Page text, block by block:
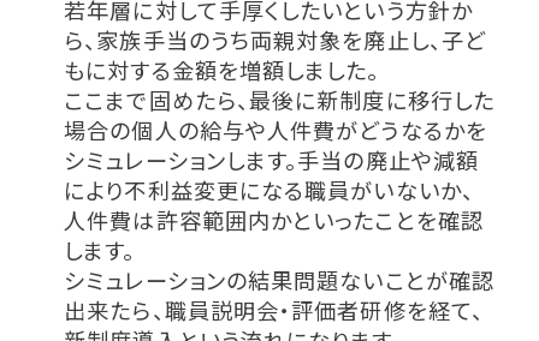
若年層に対して手厚くしたいという方針か
ら、家族手当のうち両親対象を廃止し、子ど
もに対する金額を増額しました。
ここまで固めたら、最後に新制度に移行した
場合の個人の給与や人件費がどうなるかを
シミュレーションします。手当の廃止や減額
により不利益変更になる職員がいないか、
人件費は許容範囲内かといったことを確認
します。
シミュレーションの結果問題ないことが確認
出来たら、職員説明会・評価者研修を経て、